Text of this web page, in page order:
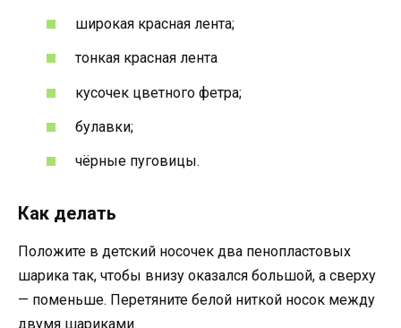
широкая красная лента;
тонкая красная лента
кусочек цветного фетра;
булавки;
чёрные пуговицы.
Как делать
Положите в детский носочек два пенопластовых
шарика так, чтобы внизу оказался большой, а сверху
— поменьше. Перетяните белой ниткой носок между
двумя шариками.